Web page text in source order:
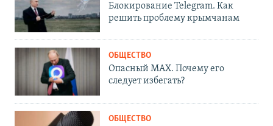
Блокирование Telegram. Как
решить проблему крымчанам
ОБЩЕСТВО
Опасный MAX. Почему его
следует избегать?
ОБЩЕСТВО